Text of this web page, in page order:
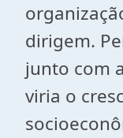
dirigem.
junto com
viria o